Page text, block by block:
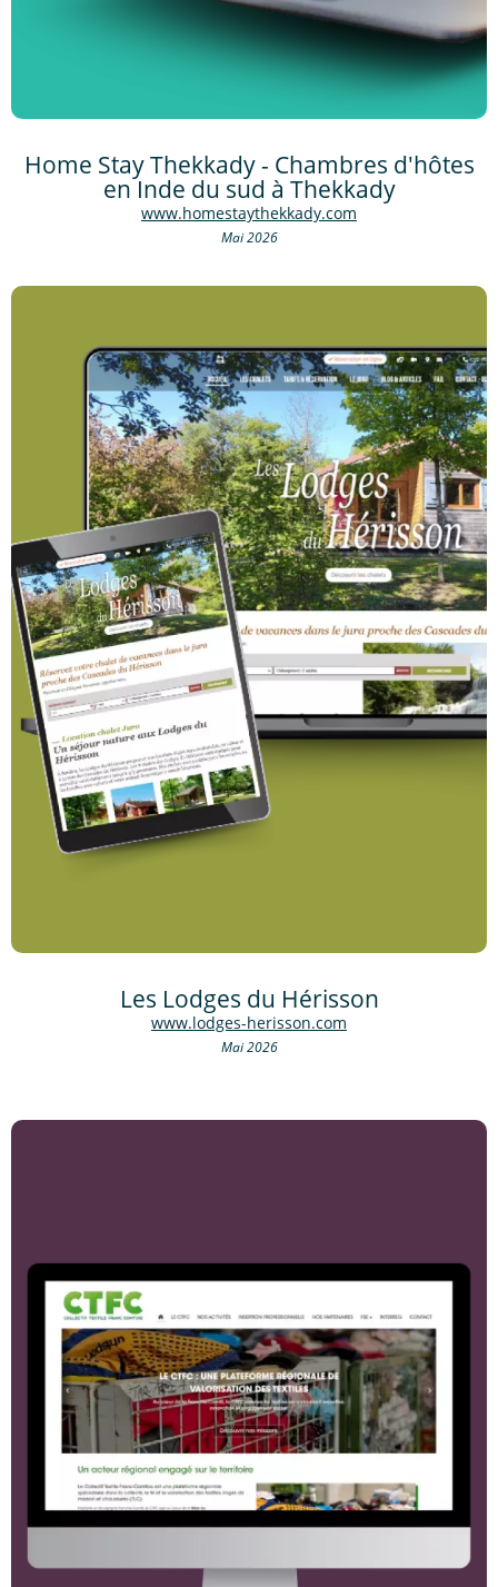
Home Stay Thekkady - Chambres d'hôtes
en Inde du sud à Thekkady
www.homestaythekkady.com
Mai 2026
Les Lodges du Hérisson
www.lodges-herisson.com
Mai 2026